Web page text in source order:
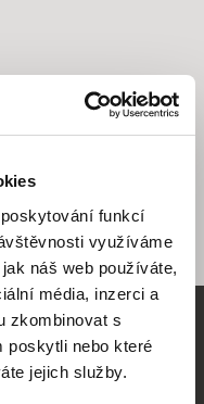
funkcí
využíváme
náš web používáte,
média, inzerci a
zkombinovat s
poskytli nebo které
jejich služby.
kino